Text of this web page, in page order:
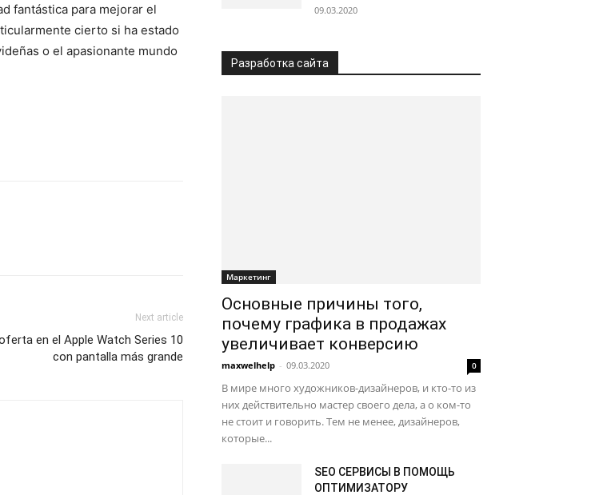
fantástica para mejorar el
cierto si ha estado
o el apasionante mundo
Next article
en el Apple Watch Series 10
con pantalla más grande
09.03.2020
Разработка сайта
Маркетинг
Основные причины того,
почему графика в продажах
увеличивает конверсию
maxwelhelp - 09.03.2020 0
В мире много художников-дизайнеров, и кто-то из
них действительно мастер своего дела, а о ком-то
не стоит и говорить. Тем не менее, дизайнеров,
которые...
SEO СЕРВИСЫ В ПОМОЩЬ
ОПТИМИЗАТОРУ